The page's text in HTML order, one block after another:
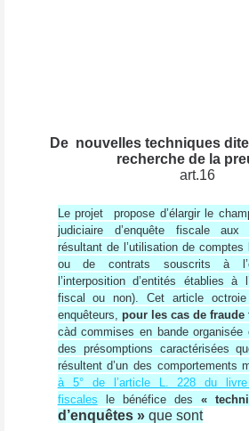
De nouvelles techniques
recherche de la
art.16
Le projet propose d’élargir le
judiciaire d’enquête fiscale aux
résultant de l’utilisation de comptes
ou de contrats souscrits à
l’interposition d’entités établies à
fiscal ou non). Cet article
enquêteurs, pour les cas de fraude
càd commises en bande organisée
des présomptions caractérisées
résultent d’un des comportements
à 5° de l’article L. 228 du livre
fiscales
le bénéfice des«
d’enquêtes »que sont